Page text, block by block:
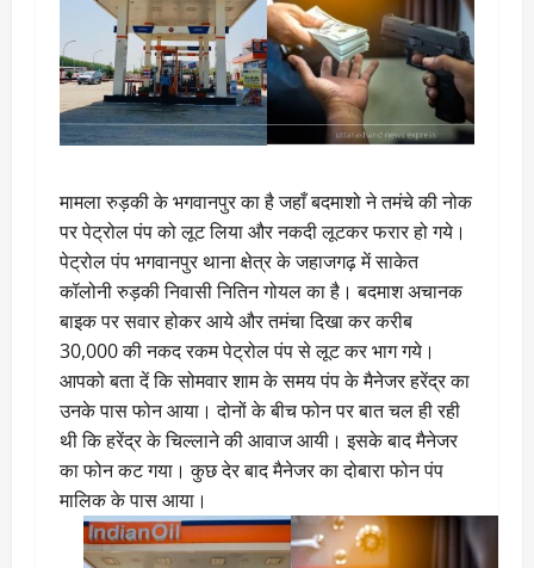
मामला रुड़की के भगवानपुर का है जहाँ बदमाशो ने तमंचे की नोक
पर पेट्रोल पंप को लूट लिया और नकदी लूटकर फरार हो गये।
पेट्रोल पंप भगवानपुर थाना क्षेत्र के जहाजगढ़ में साकेत
कॉलोनी रुड़की निवासी नितिन गोयल का है। बदमाश अचानक
बाइक पर सवार होकर आये और तमंचा दिखा कर करीब
30,000 की नकद रकम पेट्रोल पंप से लूट कर भाग गये।
आपको बता दें कि सोमवार शाम के समय पंप के मैनेजर हरेंद्र का
उनके पास फोन आया। दोनों के बीच फोन पर बात चल ही रही
थी कि हरेंद्र के चिल्लाने की आवाज आयी। इसके बाद मैनेजर
का फोन कट गया। कुछ देर बाद मैनेजर का दोबारा फोन पंप
मालिक के पास आया।